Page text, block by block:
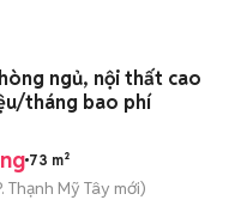
ngủ, nội thất cao
tháng bao phí
73 m²
Thạnh Mỹ Tây mới)